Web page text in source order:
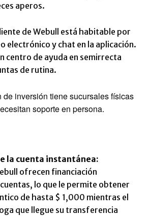
aperos.
de Webull está habitable por
electrónico y chat en la aplicación.
centro de ayuda en semirrecta
de rutina.
inversión tiene sucursales físicas
soporte en persona.
la cuenta instantánea:
ofrecen financiación
lo que le permite obtener
de hasta $ 1,000 mientras el
que llegue su transferencia